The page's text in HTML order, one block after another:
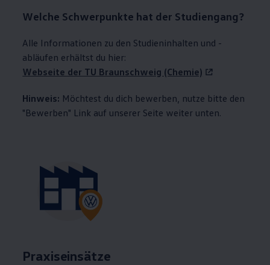
Welche Schwerpunkte hat der Studiengang?
Alle Informationen zu den Studieninhalten und -
abläufen erhältst du hier:
Webseite der TU Braunschweig (Chemie)
Hinweis: Möchtest du dich bewerben, nutze bitte den
"Bewerben" Link auf unserer Seite weiter unten.
Praxiseinsätze